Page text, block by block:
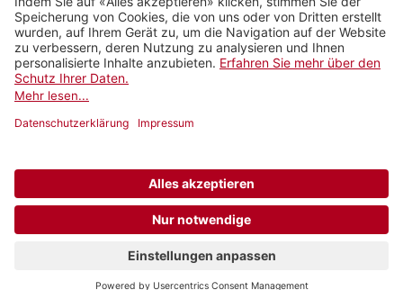
Kontakt
Impressum
Rechtliches
Netiquette
Newsletter abonnieren